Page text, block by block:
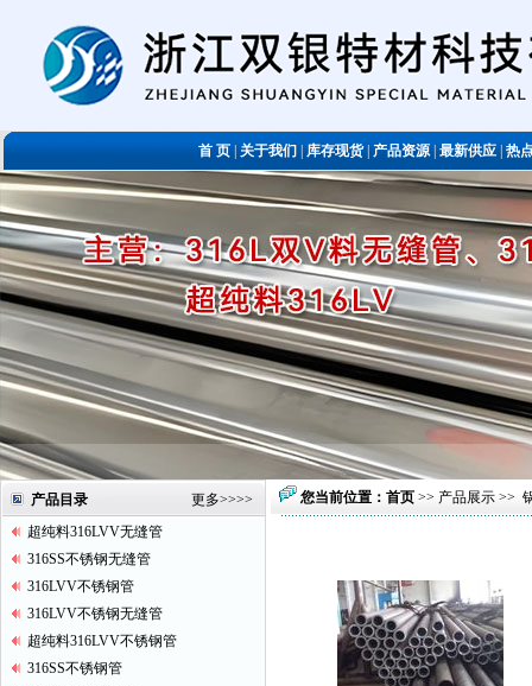
首 页关于我们库存现货|产品资源|最新供应|热
产品目录 更多>>>>
超纯料316LVV无缝管
316SS不锈钢无缝管
316LVV不锈钢管
316LVV不锈钢无缝管
超纯料316LVV不锈钢管
316SS不锈钢管
您当前位置： 首页 >> 产品展示 >>